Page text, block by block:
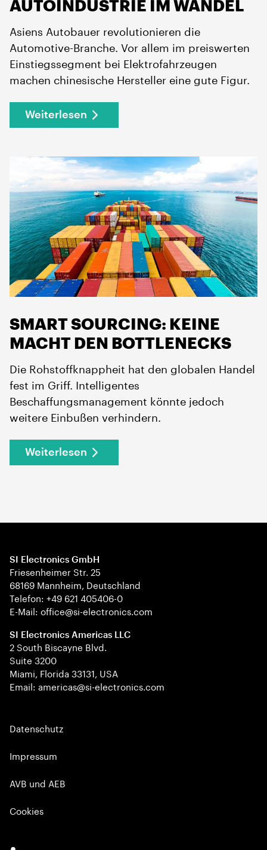
AUTOINDUSTRIE IM WANDEL
Asiens Autobauer revolutionieren die
Automotive-Branche. Vor allem im preiswerten
Einstiegssegment bei Elektrofahrzeugen
machen chinesische Hersteller eine gute Figur.
Weiterlesen
SMART SOURCING: KEINE
MACHT DEN BOTTLENECKS
Die Rohstoffknappheit hat den globalen Handel
fest im Griff. Intelligentes
Beschaffungsmanagement könnte jedoch
weitere Einbußen verhindern.
Weiterlesen
SI Electronics GmbH
Friesenheimer Str. 25
68169 Mannheim, Deutschland
Telefon: +49 621 405406-0
E-Mail: office@si-electronics.com
SI Electronics Americas LLC
2 South Biscayne Blvd.
Suite 3200
Miami, Florida 33131, USA
Email: americas@si-electronics.com
Datenschutz
Impressum
AVB und AEB
Cookies